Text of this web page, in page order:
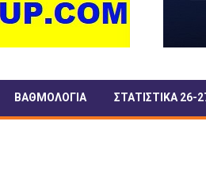
ΒΑΘΜΟΛΟΓΙΑ ΣΤΑΤΙΣΤΙΚΑ 26-